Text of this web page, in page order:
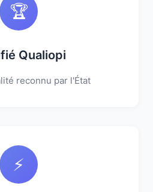
🏆
Qualiopi
reconnu par l'État
⚡